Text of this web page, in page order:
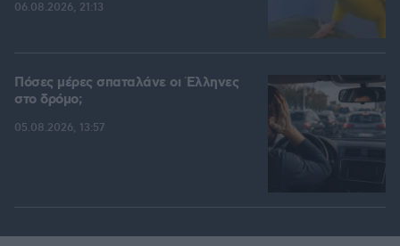
06.08.2026, 21:13
Πόσες μέρες σπαταλάνε οι Έλληνες
στο δρόμο;
05.08.2026, 13:57